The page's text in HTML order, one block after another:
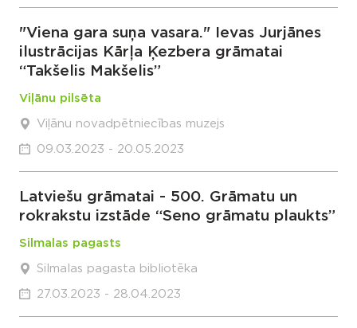
"Viena gara suņa vasara." Ievas Jurjānes
ilustrācijas Kārļa Ķezbera grāmatai
“Takšelis Makšelis”
Viļānu pilsēta
Viļānu novadpētniecības muzejs
09.03.2023 - 20.05.2023
Latviešu grāmatai - 500. Grāmatu un
rokrakstu izstāde “Seno grāmatu plaukts”
Silmalas pagasts
Silmalas pagasta bibliotēka
27.03.2023 - 28.04.2023